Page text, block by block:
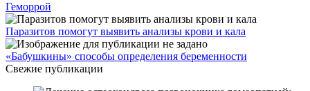
Геморрой
Паразитов помогут выявить анализы крови и кала
«Бабушкины» способы определения беременности
Свежие публикации